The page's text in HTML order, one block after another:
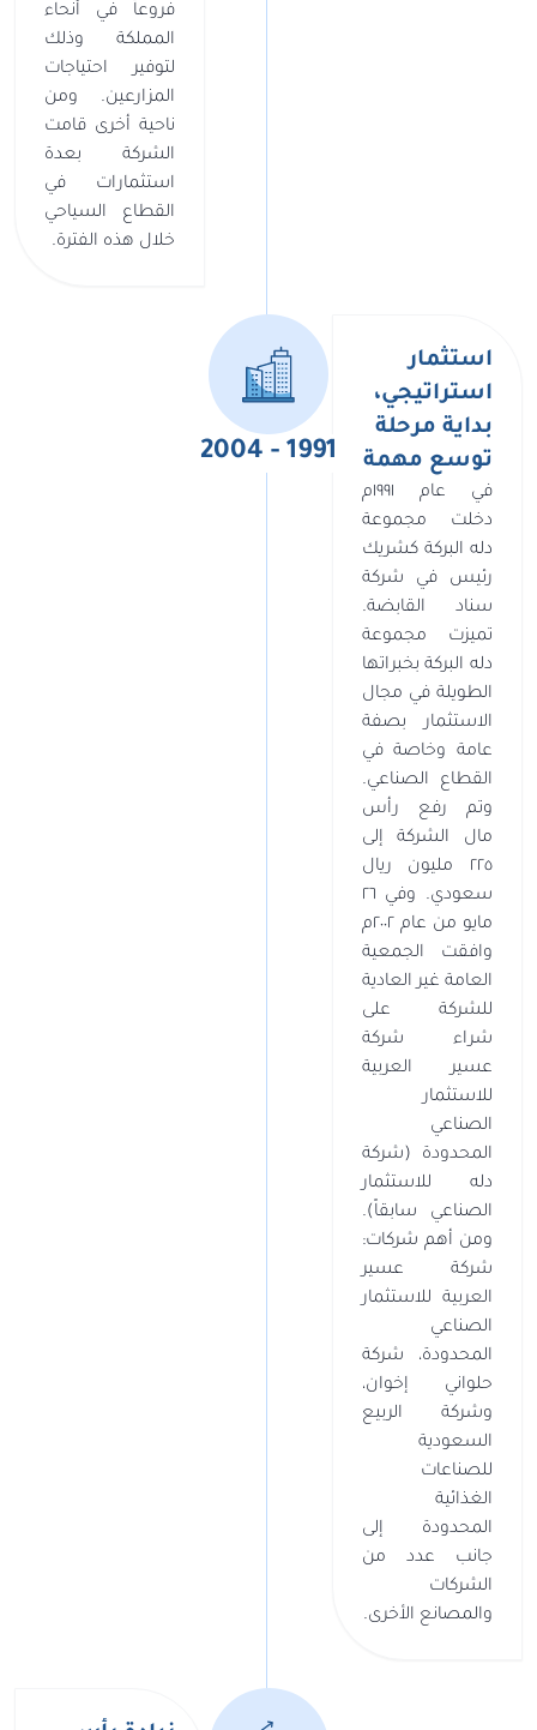
فروعاً في أنحاء
المملكة وذلك
لتوفير احتياجات
المزارعين. ومن
ناحية أخرى قامت
الشركة بعدة
استثمارات في
القطاع السياحي
خلال هذه الفترة.
1991 - 2004
استثمار
استراتيجي،
بداية مرحلة
توسع مهمة
في عام ١٩٩١م
دخلت مجموعة
دله البركة كشريك
رئيس في شركة
سناد القابضة.
تميزت مجموعة
دله البركة بخبراتها
الطويلة في مجال
الاستثمار بصفة
عامة وخاصة في
القطاع الصناعي.
وتم رفع رأس
مال الشركة إلى
٢٢٥ مليون ريال
سعودي. وفي ٢٦
مايو من عام ٢٠٠٢م
وافقت الجمعية
العامة غير العادية
للشركة على
شراء شركة
عسير العربية
للاستثمار
الصناعي
المحدودة (شركة
دله للاستثمار
الصناعي سابقاً).
ومن أهم شركات:
شركة عسير
العربية للاستثمار
الصناعي
المحدودة، شركة
حلواني إخوان،
وشركة الربيع
السعودية
للصناعات
الغذائية
المحدودة إلى
جانب عدد من
الشركات
والمصانع الأخرى.